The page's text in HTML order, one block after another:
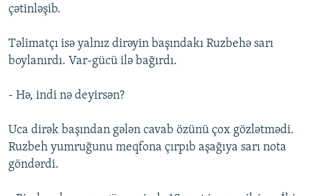
çətinləşib.
Təlimatçı isə yalnız dirəyin başındakı Ruzbehə sarı
boylanırdı. Var-gücü ilə bağırdı.
- Hə, indi nə deyirsən?
Uca dirək başından gələn cavab özünü çox gözlətmədi.
Ruzbeh yumruğunu meqfona çırpıb aşağıya sarı nota
göndərdi.